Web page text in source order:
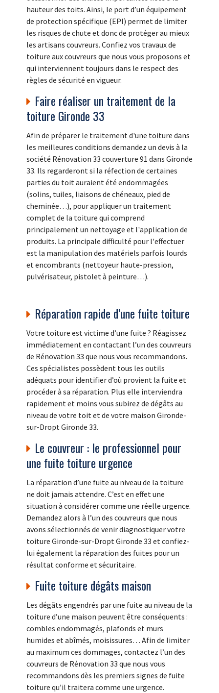
hauteur des toits. Ainsi, le port d’un équipement
de protection spécifique (EPI) permet de limiter
les risques de chute et donc de protéger au mieux
les artisans couvreurs. Confiez vos travaux de
toiture aux couvreurs que nous vous proposons et
qui interviennent toujours dans le respect des
règles de sécurité en vigueur.
Faire réaliser un traitement de la
toiture Gironde 33
Afin de préparer le traitement d'une toiture dans
les meilleures conditions demandez un devis à la
société Rénovation 33 couverture 91 dans Gironde
33. Ils regarderont si la réfection de certaines
parties du toit auraient été endommagées
(solins, tuiles, liaisons de chéneaux, pied de
cheminée…), pour appliquer un traitement
complet de la toiture qui comprend
principalement un nettoyage et l'application de
produits. La principale difficulté pour l'effectuer
est la manipulation des matériels parfois lourds
et encombrants (nettoyeur haute-pression,
pulvérisateur, pistolet à peinture…).
Réparation rapide d’une fuite toiture
Votre toiture est victime d’une fuite ? Réagissez
immédiatement en contactant l’un des couvreurs
de Rénovation 33 que nous vous recommandons.
Ces spécialistes possèdent tous les outils
adéquats pour identifier d’où provient la fuite et
procéder à sa réparation. Plus elle interviendra
rapidement et moins vous subirez de dégâts au
niveau de votre toit et de votre maison Gironde-
sur-Dropt Gironde 33.
Le couvreur : le professionnel pour
une fuite toiture urgence
La réparation d’une fuite au niveau de la toiture
ne doit jamais attendre. C’est en effet une
situation à considérer comme une réelle urgence.
Demandez alors à l’un des couvreurs que nous
avons sélectionnés de venir diagnostiquer votre
toiture Gironde-sur-Dropt Gironde 33 et confiez-
lui également la réparation des fuites pour un
résultat conforme et sécuritaire.
Fuite toiture dégâts maison
Les dégâts engendrés par une fuite au niveau de la
toiture d’une maison peuvent être conséquents :
combles endommagés, plafonds et murs
humides et abîmés, moisissures… Afin de limiter
au maximum ces dommages, contactez l’un des
couvreurs de Rénovation 33 que nous vous
recommandons dès les premiers signes de fuite
toiture qu’il traitera comme une urgence.